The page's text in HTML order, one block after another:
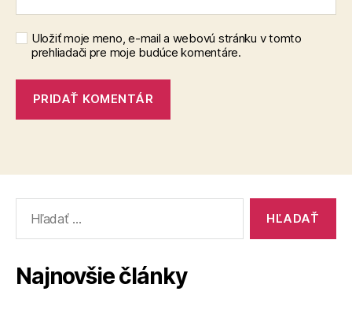
Uložiť moje meno, e-mail a webovú stránku v tomto
prehliadači pre moje budúce komentáre.
Najnovšie články